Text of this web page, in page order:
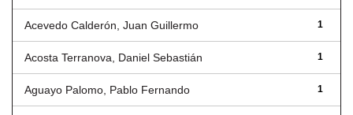
1
Acevedo Calderón, Juan Guillermo
1
Acosta Terranova, Daniel Sebastián
1
Aguayo Palomo, Pablo Fernando